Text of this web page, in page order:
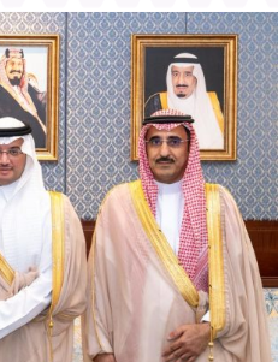
RELATED TOPICS:
UP
او لاتصدق يحفِّظ طفلة
DON'T MISS
بالصور 18 قتيلاً خلال
والسيول